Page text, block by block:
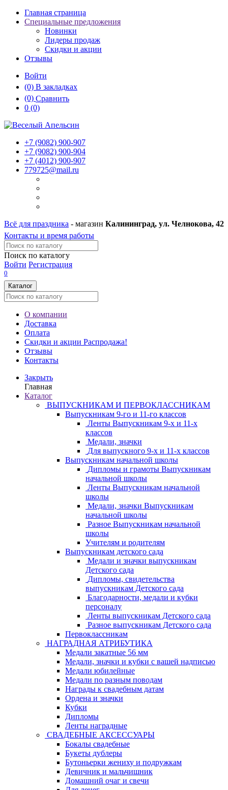
Главная страница
Специальные предложения
Новинки
Лидеры продаж
Скидки и акции
Отзывы
Войти
(0) В закладках
(0) Сравнить
0 (0)
+7 (9082) 900-907
+7 (9082) 900-904
+7 (4012) 900-907
779725@mail.ru
Всё для праздника - магазин Калининград, ул. Челнокова, 42
Контакты и время работы
Поиск по каталогу
Войти Регистрация
0
Каталог
О компании
Доставка
Оплата
Скидки и акции Распродажа!
Отзывы
Контакты
Закрыть
Главная
Каталог
ВЫПУСКНИКАМ И ПЕРВОКЛАССНИКАМ
Выпускникам 9-го и 11-го классов
Ленты Выпускникам 9-х и 11-х
классов
Медали, значки
Для выпускного 9-х и 11-х классов
Выпускникам начальной школы
Дипломы и грамоты Выпускникам
начальной школы
Ленты Выпускникам начальной
школы
Медали, значки Выпускникам
начальной школы
Разное Выпускникам начальной
школы
Учителям и родителям
Выпускникам детского сада
Медали и значки выпускникам
Детского сада
Дипломы, свидетельства
выпускникам Детского сада
Благодарности, медали и кубки
персоналу
Ленты выпускникам Детского сада
Разное выпускникам Детского сада
Первоклассникам
НАГРАДНАЯ АТРИБУТИКА
Медали закатные 56 мм
Медали, значки и кубки с вашей надписью
Медали юбилейные
Медали по разным поводам
Награды к свадебным датам
Ордена и значки
Кубки
Дипломы
Ленты наградные
СВАДЕБНЫЕ АКСЕССУАРЫ
Бокалы свадебные
Букеты дублеры
Бутоньерки жениху и подружкам
Девичник и мальчишник
Домашний очаг и свечи